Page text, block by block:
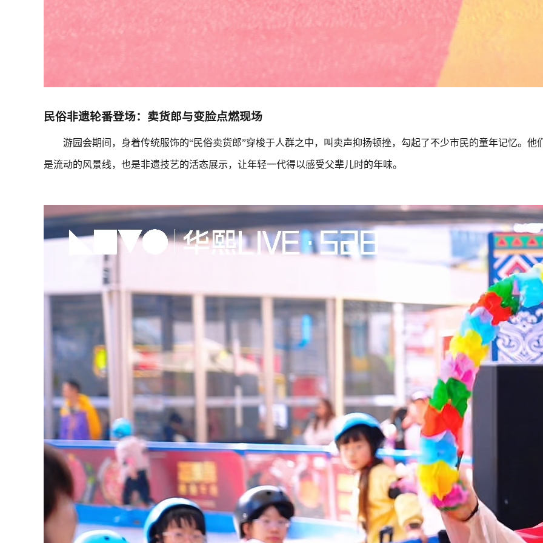
民俗非遗轮番登场：卖货郎与变脸点燃现场
游园会期间，身着传统服饰的“民俗卖货郎”穿梭于人群之中，叫卖声抑扬顿挫，勾起了不少市民的童年记忆。他
是流动的风景线，也是非遗技艺的活态展示，让年轻一代得以感受父辈儿时的年味。